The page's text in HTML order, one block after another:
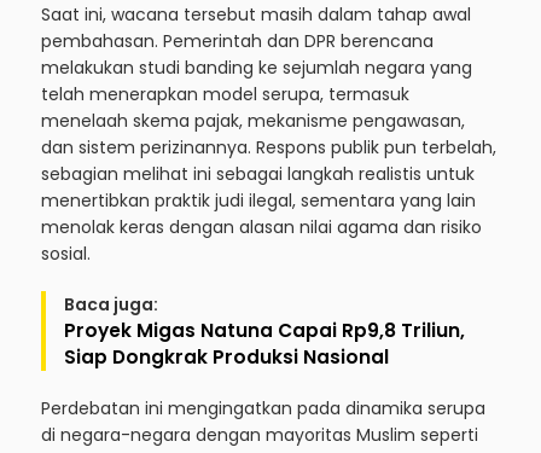
Saat ini, wacana tersebut masih dalam tahap awal
pembahasan. Pemerintah dan DPR berencana
melakukan studi banding ke sejumlah negara yang
telah menerapkan model serupa, termasuk
menelaah skema pajak, mekanisme pengawasan,
dan sistem perizinannya. Respons publik pun terbelah,
sebagian melihat ini sebagai langkah realistis untuk
menertibkan praktik judi ilegal, sementara yang lain
menolak keras dengan alasan nilai agama dan risiko
sosial.
Baca juga:
Proyek Migas Natuna Capai Rp9,8 Triliun,
Siap Dongkrak Produksi Nasional
Perdebatan ini mengingatkan pada dinamika serupa
di negara-negara dengan mayoritas Muslim seperti